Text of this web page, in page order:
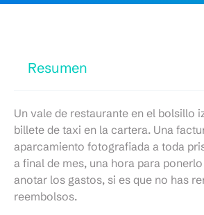
Resumen
Un vale de restaurante en el bolsillo
billete de taxi en la cartera. Una
aparcamiento fotografiada a toda
a final de mes, una hora para
anotar los gastos, si es que no has
reembolsos.